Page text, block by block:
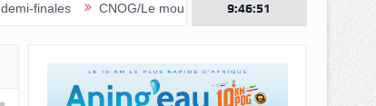
CNOG/Le mouvement sportif s’engage dans le don du sang
9:46:52